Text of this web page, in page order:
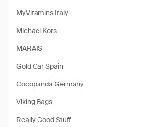
MyVitamins Italy
Michael Kors
MARAIS
Gold Car Spain
Cocopanda Germany
Viking Bags
Really Good Stuff